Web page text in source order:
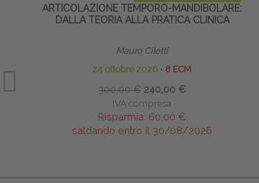
ARTICOLAZIONE TEMPORO-MANDIBOLARE:
DALLA TEORIA ALLA PRATICA CLINICA
Mauro Ciletti
24 ottobre 2026 ∙ 8 ECM
300,00 € 240,00 €
IVA compresa
Risparmia: 60,00 €
saldando entro il 30/08/2026